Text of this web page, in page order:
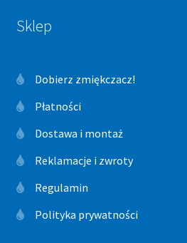
Sklep
Dobierz zmiękczacz!
Płatności
Dostawa i montaż
Reklamacje i zwroty
Regulamin
Polityka prywatności